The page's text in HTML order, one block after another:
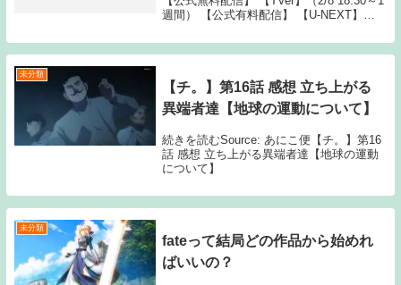
週間） 【公式有料配信】 【U-NEXT】
イ】 【DMM】 【ひかりTV Source: N...
未分類
【チ。】第16話 感想 立ち上がる
異端者達【地球の運動について】
続きを読むSource: あにこ便【チ。】第16
話 感想 立ち上がる異端者達【地球の運動
について】
未分類
fateって結局どの作品から始めれ
ばいいの？